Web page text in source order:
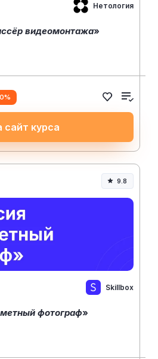
Нетология
видеомонтажа»
сайт курса
9.8
Skillbox
фотограф»